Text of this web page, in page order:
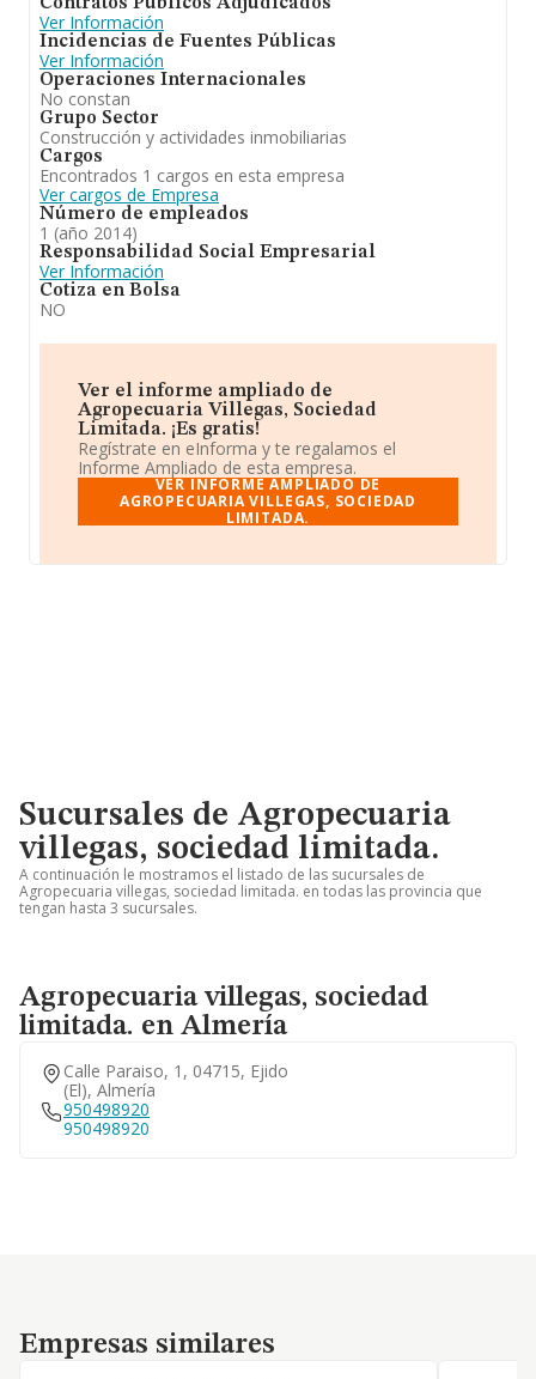
Ver Información
Incidencias de Fuentes Públicas
Ver Información
Operaciones Internacionales
No constan
Grupo Sector
Construcción y actividades inmobiliarias
Cargos
Encontrados 1 cargos en esta empresa
Ver cargos de Empresa
Número de empleados
1 (año 2014)
Responsabilidad Social Empresarial
Ver Información
Cotiza en Bolsa
NO
Ver el informe ampliado de
Agropecuaria Villegas, Sociedad
Limitada. ¡Es gratis!
Regístrate en eInforma y te regalamos el
Informe Ampliado de esta empresa.
VER INFORME AMPLIADO DE
AGROPECUARIA VILLEGAS, SOCIEDAD
LIMITADA.
Sucursales de Agropecuaria
villegas, sociedad limitada.
A continuación le mostramos el listado de las sucursales de
Agropecuaria villegas, sociedad limitada. en todas las provincia que
tengan hasta 3 sucursales.
Agropecuaria villegas, sociedad
limitada. en Almería
Calle Paraiso, 1, 04715, Ejido
(el), Almería
950498920
950498920
Empresas similares
Empresas similares